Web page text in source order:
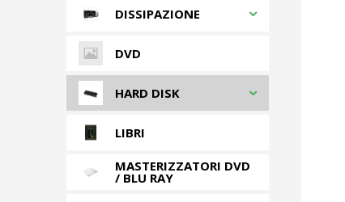
DISSIPAZIONE
DVD
HARD DISK
LIBRI
MASTERIZZATORI DVD
/ BLU RAY